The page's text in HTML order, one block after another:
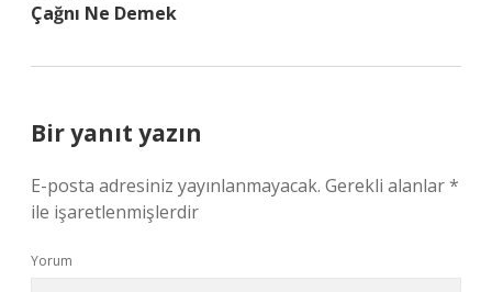
Çağnı Ne Demek
Bir yanıt yazın
E-posta adresiniz yayınlanmayacak. Gerekli alanlar*
ile işaretlenmişlerdir
Yorum